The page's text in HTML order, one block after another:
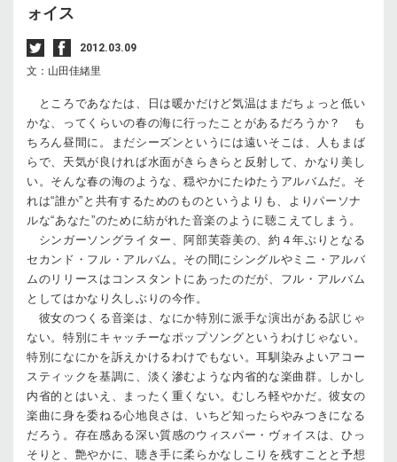
ォイス
2012.03.09
文：山田佳緒里
ところであなたは、日は暖かだけど気温はまだちょっと低い
かな、ってくらいの春の海に行ったことがあるだろうか？ も
ちろん昼間に。まだシーズンというには遠いそこは、人もまば
らで、天気が良ければ水面がきらきらと反射して、かなり美し
い。そんな春の海のような、穏やかにたゆたうアルバムだ。そ
れは“誰か”と共有するためのものというよりも、よりパーソナ
ルな“あなた”のために紡がれた音楽のように聴こえてしまう。
シンガーソングライター、阿部芙蓉美の、約４年ぶりとなる
セカンド・フル・アルバム。その間にシングルやミニ・アルバ
ムのリリースはコンスタントにあったのだが、フル・アルバム
としてはかなり久しぶりの今作。
彼女のつくる音楽は、なにか特別に派手な演出がある訳じゃ
ない。特別にキャッチーなポップソングというわけじゃない。
特別になにかを訴えかけるわけでもない。耳馴染みよいアコー
スティックを基調に、淡く滲むような内省的な楽曲群。しかし
内省的とはいえ、まったく重くない。むしろ軽やかだ。彼女の
楽曲に身を委ねる心地良さは、いちど知ったらやみつきになる
だろう。存在感ある深い質感のウィスパー・ヴォイスは、ひっ
そりと、艶やかに、聴き手に柔らかなしこりを残すことと予想